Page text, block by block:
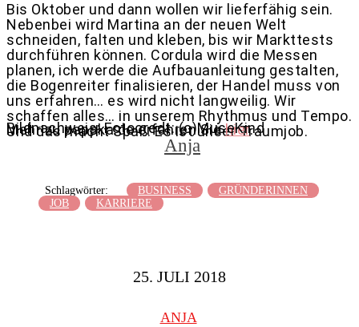
Bis Oktober und dann wollen wir lieferfähig sein.
Nebenbei wird Martina an der neuen Welt
schneiden, falten und kleben, bis wir Markttests
durchführen können. Cordula wird die Messen
planen, ich werde die Aufbauanleitung gestalten,
die Bogenreiter finalisieren, der Handel muss von
uns erfahren… es wird nicht langweilig. Wir
schaffen alles… in unserem Rhythmus und Tempo.
Und das macht Spaß. Es ist unser Traumjob.
Mehr zu pappka.de erfahren Siehier.
Bildnachweis: Fotocredt: (c)MuseKind
Anja
Schlagwörter: BUSINESS
GRÜNDERINNEN
JOB
KARRIERE
25. JULI 2018
ANJA